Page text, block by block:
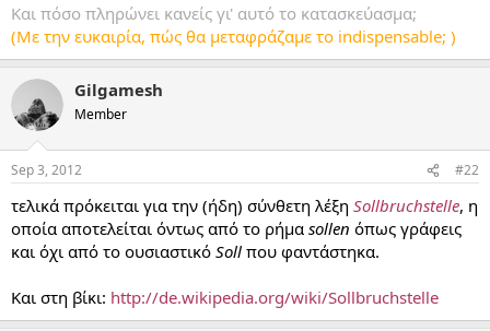
r
t
e
r
Και πόσο πληρώνει κανείς γι' αυτό το κατασκεύασμα;
(Με την ευκαιρία, πώς θα μεταφράζαμε το indispensable; )
Gilgamesh
Member
Sep 3, 2012 #22
τελικά πρόκειται για την (ήδη) σύνθετη λέξη Sollbruchstelle, η
οποία αποτελείται όντως από το ρήμα sollen όπως γράφεις
και όχι από το ουσιαστικό Soll που φαντάστηκα.
Και στη βίκι: http://de.wikipedia.org/wiki/Sollbruchstelle